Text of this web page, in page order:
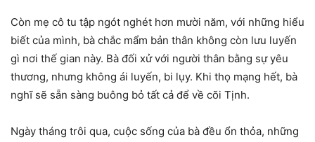
Còn mẹ cô tu tập ngót nghét hơn mười năm, với những hiểu
biết của mình, bà chắc mẩm bản thân không còn lưu luyến
gì nơi thế gian này. Bà đối xử với người thân bằng sự yêu
thương, nhưng không ái luyến, bi lụy. Khi thọ mạng hết, bà
nghĩ sẽ sẵn sàng buông bỏ tất cả để về cõi Tịnh.
Ngày tháng trôi qua, cuộc sống của bà đều ổn thỏa, những